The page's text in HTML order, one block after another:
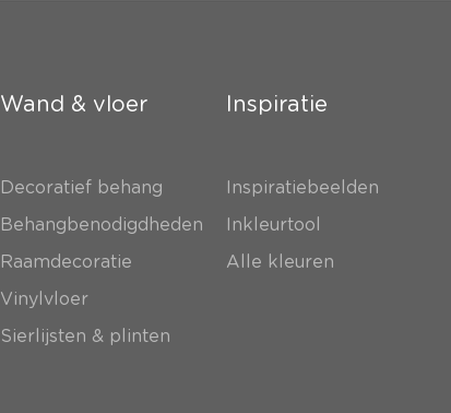
Wand & vloer
Decoratief behang
Behangbenodigdheden
Raamdecoratie
Vinylvloer
Sierlijsten & plinten
Inspiratie
Inspiratiebeelden
Inkleurtool
Alle kleuren